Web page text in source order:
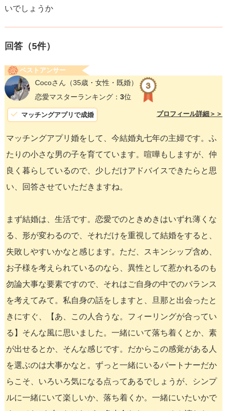
いでしょうか
回答（5件）
ベストアンサー
Cocoさん （35歳・女性・既婚）
恋愛マスターランキング： 3位
マッチングアプリで成婚 プロフィール詳細＞＞
マッチングアプリ婚をして、今結婚丸七年の主婦です。ふ
たりの小さな男の子を育てています。喧嘩もしますが、仲
良く暮らしているので、少しだけアドバイスできたらと思
い、回答させていただきますね。
まず結婚は、生活です。恋愛でのときめきはいずれ薄くな
る、形が変わるので、それだけを重視して結婚をすると、
失敗しやすいかなと感じます。ただ、スキンシップ含め、
お子様を考えられているのなら、異性として惹かれるのも
勿論大事な要素ですので、それはご自身の中でのバランス
を考えてみて。私自身の話をしますと、旦那と出会ったと
きにすぐ、【あ、この人合うな。フィーリングが合ってい
る】そんな風に思いました。一緒にいて落ち着くとか、素
が出せるとか、そんな感じです。だからこの感覚がある人
を選ぶのは大事かなと。ずっと一緒にいるパートナーだか
らこそ、いろいろ気になる点ってあるでしょうが、シンプ
ルに一緒にいて楽しいか、落ち着くか。一緒にいたいかで